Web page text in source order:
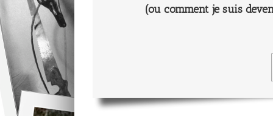
(ou comment je suis